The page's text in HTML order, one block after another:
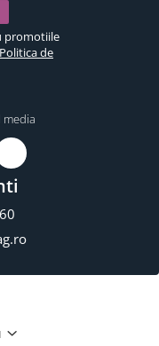
promotiile
Politica de
media